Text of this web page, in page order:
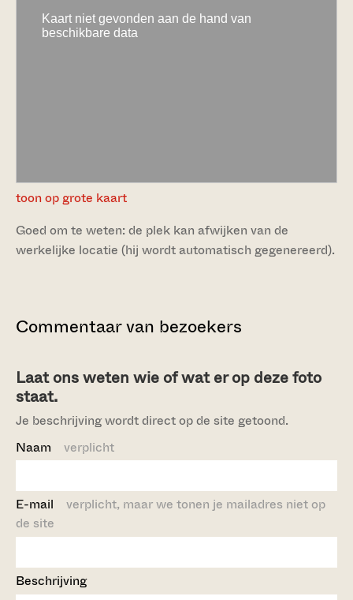
toon op grote kaart
Goed om te weten: de plek kan afwijken van de
werkelijke locatie (hij wordt automatisch gegenereerd).
Commentaar van bezoekers
Laat ons weten wie of wat er op deze foto
staat.
Je beschrijving wordt direct op de site getoond.
Naam verplicht
E-mail verplicht, maar we tonen je mailadres niet op
de site
Beschrijving